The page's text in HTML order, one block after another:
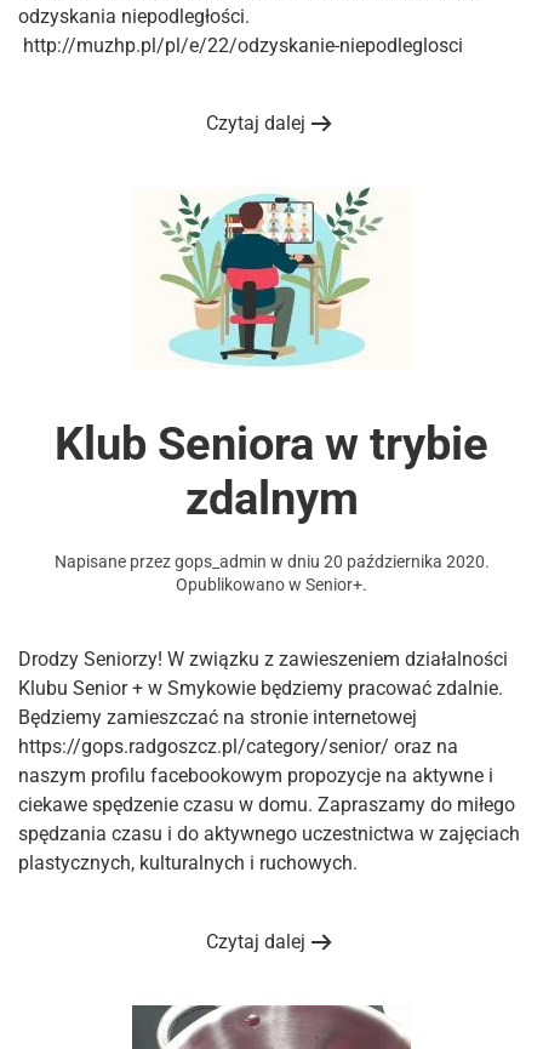
odzyskania niepodległości.
http://muzhp.pl/pl/e/22/odzyskanie-niepodleglosci
Czytaj dalej
Klub Seniora w trybie
zdalnym
Napisane przezgops_admin w dniu 20 października 2020.
Opublikowano w Senior+.
Drodzy Seniorzy! W związku z zawieszeniem działalności
Klubu Senior + w Smykowie będziemy pracować zdalnie.
Będziemy zamieszczać na stronie internetowej
https://gops.radgoszcz.pl/category/senior/ oraz na
naszym profilu facebookowym propozycje na aktywne i
ciekawe spędzenie czasu w domu. Zapraszamy do miłego
spędzania czasu i do aktywnego uczestnictwa w zajęciach
plastycznych, kulturalnych i ruchowych.
Czytaj dalej